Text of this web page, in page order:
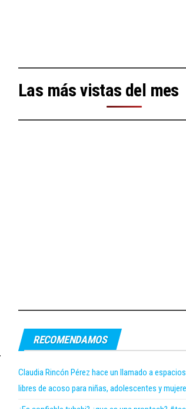
Las más vistas del mes
RECOMENDAMOS
Claudia Rincón Pérez hace un llamado a
libres de acoso para niñas, adolescentes y